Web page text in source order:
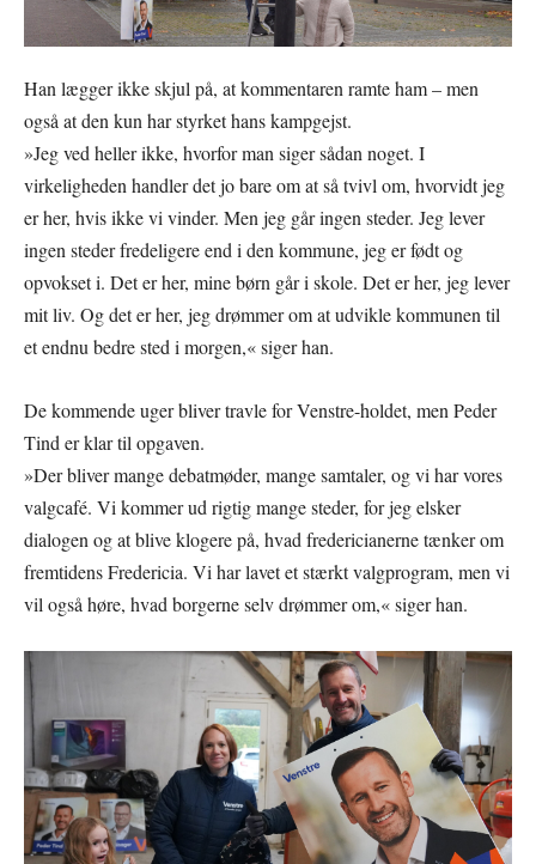
Han lægger ikke skjul på, at kommentaren ramte ham – men
også at den kun har styrket hans kampgejst.
»Jeg ved heller ikke, hvorfor man siger sådan noget. I
virkeligheden handler det jo bare om at så tvivl om, hvorvidt jeg
er her, hvis ikke vi vinder. Men jeg går ingen steder. Jeg lever
ingen steder fredeligere end i den kommune, jeg er født og
opvokset i. Det er her, mine børn går i skole. Det er her, jeg lever
mit liv. Og det er her, jeg drømmer om at udvikle kommunen til
et endnu bedre sted i morgen,« siger han.
De kommende uger bliver travle for Venstre-holdet, men Peder
Tind er klar til opgaven.
»Der bliver mange debatmøder, mange samtaler, og vi har vores
valgcafé. Vi kommer ud rigtig mange steder, for jeg elsker
dialogen og at blive klogere på, hvad fredericianerne tænker om
fremtidens Fredericia. Vi har lavet et stærkt valgprogram, men vi
vil også høre, hvad borgerne selv drømmer om,« siger han.